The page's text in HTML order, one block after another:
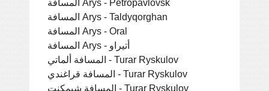
المسافة Arys - Taldyqorghan
المسافة Arys - Oral
المسافة Arys - أتيراو
المسافة ألماتي - Turar Ryskulov
المسافة قراغندي - Turar Ryskulov
المسافة شيمكنت - Turar Ryskulov